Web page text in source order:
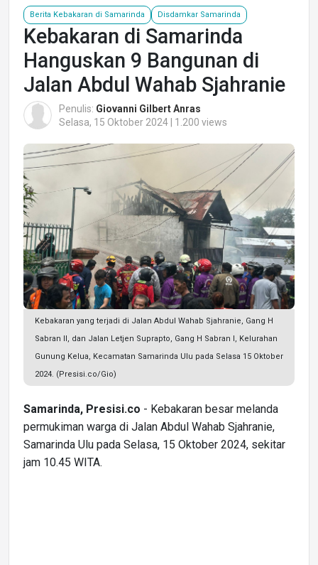
Berita Kebakaran di Samarinda Disdamkar Samarinda
Kebakaran di Samarinda
Hanguskan 9 Bangunan di
Jalan Abdul Wahab Sjahranie
Penulis: Giovanni Gilbert Anras
Selasa, 15 Oktober 2024 | 1.200 views
Kebakaran yang terjadi di Jalan Abdul Wahab Sjahranie, Gang H
Sabran II, dan Jalan Letjen Suprapto, Gang H Sabran I, Kelurahan
Gunung Kelua, Kecamatan Samarinda Ulu pada Selasa 15 Oktober
2024. (Presisi.co/Gio)
Samarinda, Presisi.co - Kebakaran besar melanda
permukiman warga di Jalan Abdul Wahab Sjahranie,
Samarinda Ulu pada Selasa, 15 Oktober 2024, sekitar
jam 10.45 WITA.